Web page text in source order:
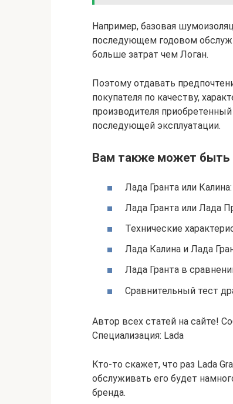
Например, базовая
последующем годовом
больше затрат чем Логан.
Поэтому отдавать
покупателя по качеству,
производителя
последующей эксплуатации.
Вам также может быть
Лада Гранта или
Лада Гранта или Лада
Технические
Лада Калина и Лада
Лада Гранта в
Сравнительный тест
Автор всех статей на сайте!
Специализация: Lada
Кто-то скажет, что раз Lada
обслуживать его будет
бренда.